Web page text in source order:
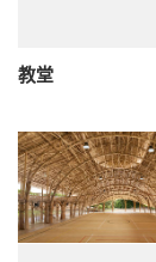
教堂